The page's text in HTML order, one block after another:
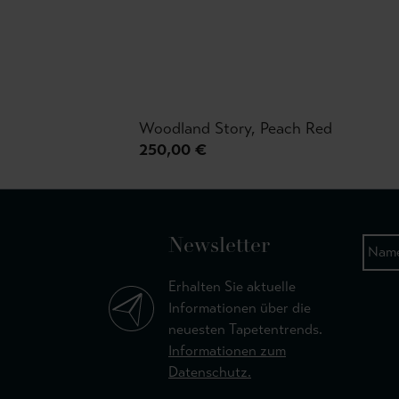
Woodland Story, Peach Red
250,00 €
Newsletter
Erhalten Sie aktuelle
Informationen über die
neuesten Tapetentrends.
Informationen zum
Datenschutz.